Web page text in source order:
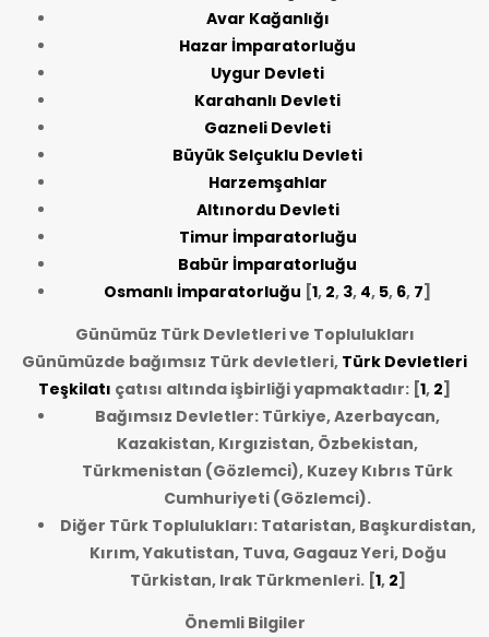
Avar Kağanlığı
Hazar İmparatorluğu
Uygur Devleti
Karahanlı Devleti
Gazneli Devleti
Büyük Selçuklu Devleti
Harzemşahlar
Altınordu Devleti
Timur İmparatorluğu
Babür İmparatorluğu
Osmanlı İmparatorluğu [1, 2, 3, 4, 5, 6, 7]
Günümüz Türk Devletleri ve Toplulukları
Günümüzde bağımsız Türk devletleri, Türk Devletleri
Teşkilatı çatısı altında işbirliği yapmaktadır: [1, 2]
Bağımsız Devletler: Türkiye, Azerbaycan,
Kazakistan, Kırgızistan, Özbekistan,
Türkmenistan (Gözlemci), Kuzey Kıbrıs Türk
Cumhuriyeti (Gözlemci).
Diğer Türk Toplulukları: Tataristan, Başkurdistan,
Kırım, Yakutistan, Tuva, Gagauz Yeri, Doğu
Türkistan, Irak Türkmenleri.[1, 2]
Önemli Bilgiler